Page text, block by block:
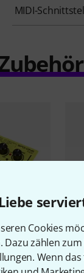
Cookies
Dazu zählen
Wenn
MIDI-